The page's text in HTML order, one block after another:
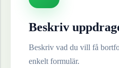
Beskriv
Beskriv vad du vill få
enkelt formulär.